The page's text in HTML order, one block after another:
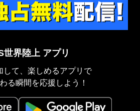
世界陸上 アプリ
して、楽しめるアプリで
る瞬間を応援しよう！